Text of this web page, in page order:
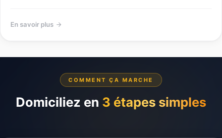
En savoir plus
COMMENT ÇA MARCHE
Domiciliez en 3 étapes simples